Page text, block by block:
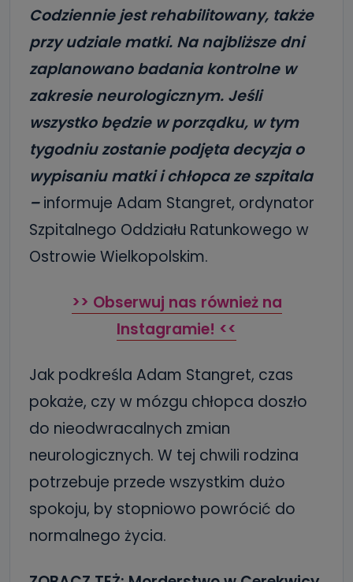
Codziennie jest rehabilitowany, także
przy udziale matki. Na najbliższe dni
zaplanowano badania kontrolne w
zakresie neurologicznym. Jeśli
wszystko będzie w porządku, w tym
tygodniu zostanie podjęta decyzja o
wypisaniu matki i chłopca ze szpitala
–informuje Adam Stangret, ordynator
Szpitalnego Oddziału Ratunkowego w
Ostrowie Wielkopolskim.
>> Obserwuj nas również na
Instagramie! <<
Jak podkreśla Adam Stangret, czas
pokaże, czy w mózgu chłopca doszło
do nieodwracalnych zmian
neurologicznych. W tej chwili rodzina
potrzebuje przede wszystkim dużo
spokoju, by stopniowo powrócić do
normalnego życia.